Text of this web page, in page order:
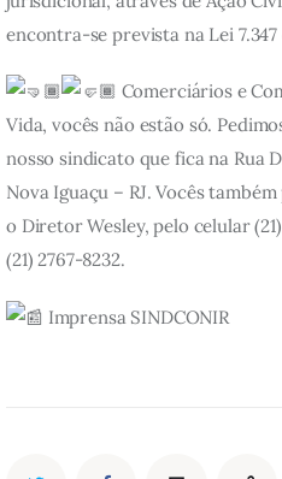
encontra-se prevista na Lei 7.347
Comerciários e
Vida, vocês não estão só.
nosso sindicato que fica na Rua
Nova Iguaçu – RJ. Vocês
o Diretor Wesley, pelo celular
(21) 2767-8232.
Imprensa SINDCONIR